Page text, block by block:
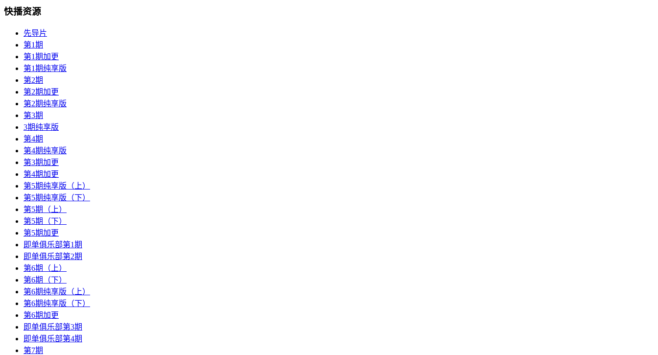
快播资源
先导片
第1期
第1期加更
第1期纯享版
第2期
第2期加更
第2期纯享版
第3期
3期纯享版
第4期
第4期纯享版
第3期加更
第4期加更
第5期纯享版（上）
第5期纯享版（下）
第5期（上）
第5期（下）
第5期加更
即单俱乐部第1期
即单俱乐部第2期
第6期（上）
第6期（下）
第6期纯享版（上）
第6期纯享版（下）
第6期加更
即单俱乐部第3期
即单俱乐部第4期
第7期